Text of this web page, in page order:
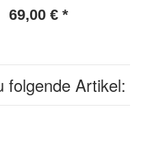
69,00 € *
folgende Artikel: